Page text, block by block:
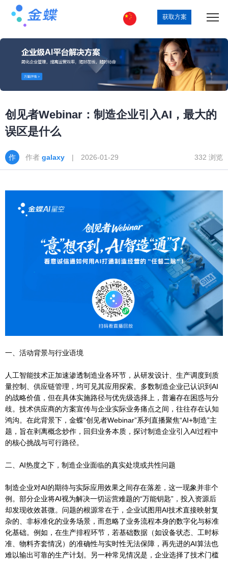
获取方案
创见者Webinar：制造企业引入AI，最大的
误区是什么
作者 galaxy | 2026-01-29 332 浏览
一、活动背景与行业语境
人工智能技术正加速渗透制造业各环节，从研发设计、生产调度到质
量控制、供应链管理，均可见其应用探索。多数制造企业已认识到AI
的战略价值，但在具体实施路径与优先级选择上，普遍存在困惑与分
歧。技术供应商的方案宣传与企业实际业务痛点之间，往往存在认知
鸿沟。在此背景下，金蝶“创见者Webinar”系列直播聚焦“AI+制造”主
题，旨在剥离概念炒作，回归业务本质，探讨制造企业引入AI过程中
的核心挑战与可行路径。
二、AI热度之下，制造企业面临的真实处境或共性问题
制造企业对AI的期待与实际应用效果之间存在落差，这一现象并非个
例。部分企业将AI视为解决一切运营难题的“万能钥匙”，投入资源后
却发现收效甚微。问题的根源常在于，企业试图用AI技术直接映射复
杂的、非标准化的业务场景，而忽略了业务流程本身的数字化与标准
化基础。例如，在生产排程环节，若基础数据（如设备状态、工时标
准、物料齐套情况）的准确性与实时性无法保障，再先进的AI算法也
难以输出可靠的生产计划。另一种常见情况是，企业选择了技术门槛